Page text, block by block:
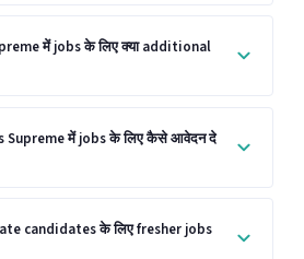
में jobs के लिए क्या additional
Supreme में jobs के लिए कैसे आवेदन दे
candidates के लिए fresher jobs